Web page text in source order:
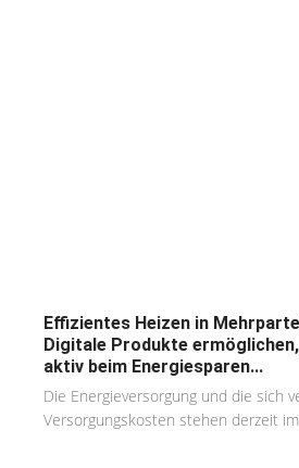
Effizientes Heizen in
Digitale Produkte
aktiv beim Energiesparen...
Die Energieversorgung und die sich
Versorgungskosten stehen derzeit